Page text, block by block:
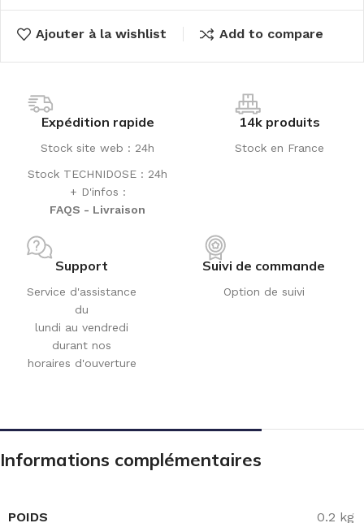
Ajouter à la wishlist Add to compare
Expédition rapide
Stock site web : 24h
Stock TECHNIDOSE : 24h
+ D'infos :
FAQS - Livraison
14k produits
Stock en France
Support
Service d'assistance
du
lundi au vendredi
durant nos
horaires d'ouverture
Suivi de commande
Option de suivi
Informations complémentaires
POIDS 0.2 kg